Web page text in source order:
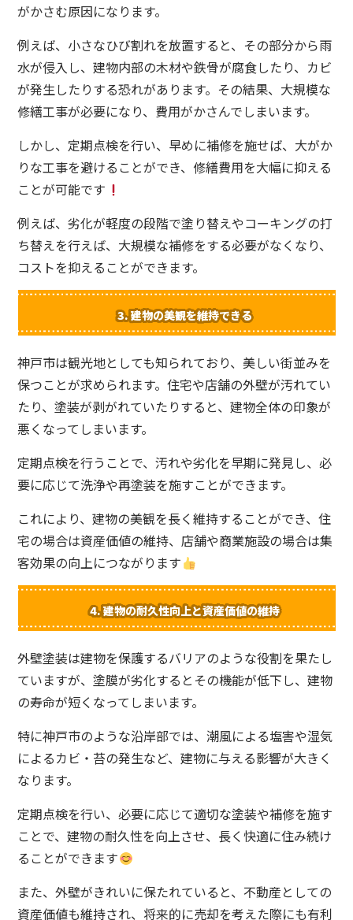
がかさむ原因になります。
例えば、小さなひび割れを放置すると、その部分から雨
水が侵入し、建物内部の木材や鉄骨が腐食したり、カビ
が発生したりする恐れがあります。その結果、大規模な
修繕工事が必要になり、費用がかさんでしまいます。
しかし、定期点検を行い、早めに補修を施せば、大がか
りな工事を避けることができ、修繕費用を大幅に抑える
ことが可能です
例えば、劣化が軽度の段階で塗り替えやコーキングの打
ち替えを行えば、大規模な補修をする必要がなくなり、
コストを抑えることができます。
3.建物の美観を維持できる
神戸市は観光地としても知られており、美しい街並みを
保つことが求められます。住宅や店舗の外壁が汚れてい
たり、塗装が剥がれていたりすると、建物全体の印象が
悪くなってしまいます。
定期点検を行うことで、汚れや劣化を早期に発見し、必
要に応じて洗浄や再塗装を施すことができます。
これにより、建物の美観を長く維持することができ、住
宅の場合は資産価値の維持、店舗や商業施設の場合は集
客効果の向上につながります
4.建物の耐久性向上と資産価値の維持
外壁塗装は建物を保護するバリアのような役割を果たし
ていますが、塗膜が劣化するとその機能が低下し、建物
の寿命が短くなってしまいます。
特に神戸市のような沿岸部では、潮風による塩害や湿気
によるカビ・苔の発生など、建物に与える影響が大きく
なります。
定期点検を行い、必要に応じて適切な塗装や補修を施す
ことで、建物の耐久性を向上させ、長く快適に住み続け
ることができます
また、外壁がきれいに保たれていると、不動産としての
資産価値も維持され、将来的に売却を考えた際にも有利